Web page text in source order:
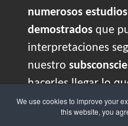
We use cookies to improve your
this website, you
numerosos
demostrados que
interpretaciones
nuestro
hacerles llegar lo
hacernos ver para